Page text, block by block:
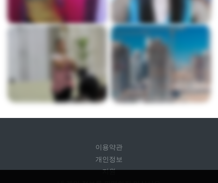
이용약관
개인정보
지원